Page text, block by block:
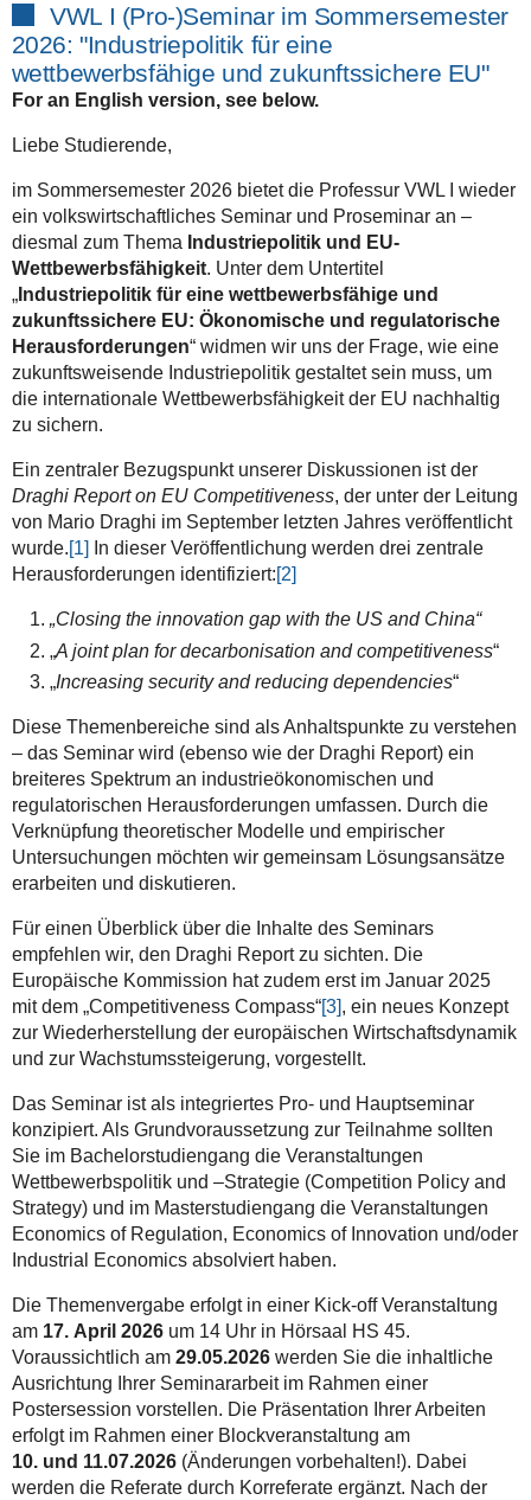
VWL I (Pro-)Seminar im Sommersemester
2026: "Industriepolitik für eine
wettbewerbsfähige und zukunftssichere EU"
For an English version, see below.
Liebe Studierende,
im Sommersemester 2026 bietet die Professur VWL I wieder
ein volkswirtschaftliches Seminar und Proseminar an –
diesmal zum Thema Industriepolitik und EU-
Wettbewerbsfähigkeit. Unter dem Untertitel
„Industriepolitik für eine wettbewerbsfähige und
zukunftssichere EU: Ökonomische und regulatorische
Herausforderungen“ widmen wir uns der Frage, wie eine
zukunftsweisende Industriepolitik gestaltet sein muss, um
die internationale Wettbewerbsfähigkeit der EU nachhaltig
zu sichern.
Ein zentraler Bezugspunkt unserer Diskussionen ist der
Draghi Report on EU Competitiveness, der unter der Leitung
von Mario Draghi im September letzten Jahres veröffentlicht
wurde.[1] In dieser Veröffentlichung werden drei zentrale
Herausforderungen identifiziert:[2]
„Closing the innovation gap with the US and China“
„A joint plan for decarbonisation and competitiveness“
„Increasing security and reducing dependencies“
Diese Themenbereiche sind als Anhaltspunkte zu verstehen
– das Seminar wird (ebenso wie der Draghi Report) ein
breiteres Spektrum an industrieökonomischen und
regulatorischen Herausforderungen umfassen. Durch die
Verknüpfung theoretischer Modelle und empirischer
Untersuchungen möchten wir gemeinsam Lösungsansätze
erarbeiten und diskutieren.
Für einen Überblick über die Inhalte des Seminars
empfehlen wir, den Draghi Report zu sichten. Die
Europäische Kommission hat zudem erst im Januar 2025
mit dem „Competitiveness Compass“[3], ein neues Konzept
zur Wiederherstellung der europäischen Wirtschaftsdynamik
und zur Wachstumssteigerung, vorgestellt.
Das Seminar ist als integriertes Pro- und Hauptseminar
konzipiert. Als Grundvoraussetzung zur Teilnahme sollten
Sie im Bachelorstudiengang die Veranstaltungen
Wettbewerbspolitik und –Strategie (Competition Policy and
Strategy) und im Masterstudiengang die Veranstaltungen
Economics of Regulation, Economics of Innovation und/oder
Industrial Economics absolviert haben.
Die Themenvergabe erfolgt in einer Kick-off Veranstaltung
am 17. April 2026 um 14 Uhr in Hörsaal HS 45.
Voraussichtlich am 29.05.2026werden Sie die inhaltliche
Ausrichtung Ihrer Seminararbeit im Rahmen einer
Postersession vorstellen. Die Präsentation Ihrer Arbeiten
erfolgt im Rahmen einer Blockveranstaltung am
10.und 11.07.2026 (Änderungen vorbehalten!). Dabei
werden die Referate durch Korreferate ergänzt. Nach der